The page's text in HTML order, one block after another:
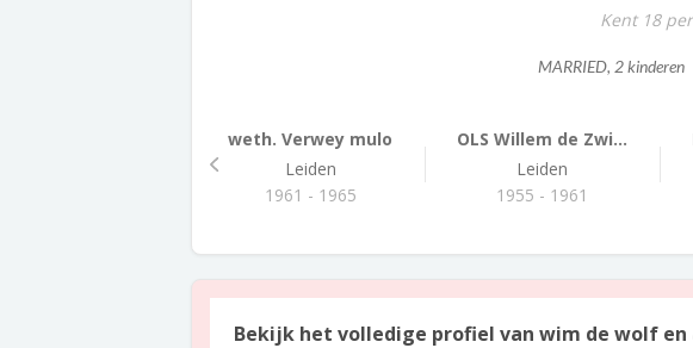
Kent 18
MARRIED, 2 kinderen
weth. Verwey mulo
Leiden
1961 - 1965
OLS Willem de Zwi...
Leiden
1955 - 1961
Bekijk het volledige profiel van wim de wolf